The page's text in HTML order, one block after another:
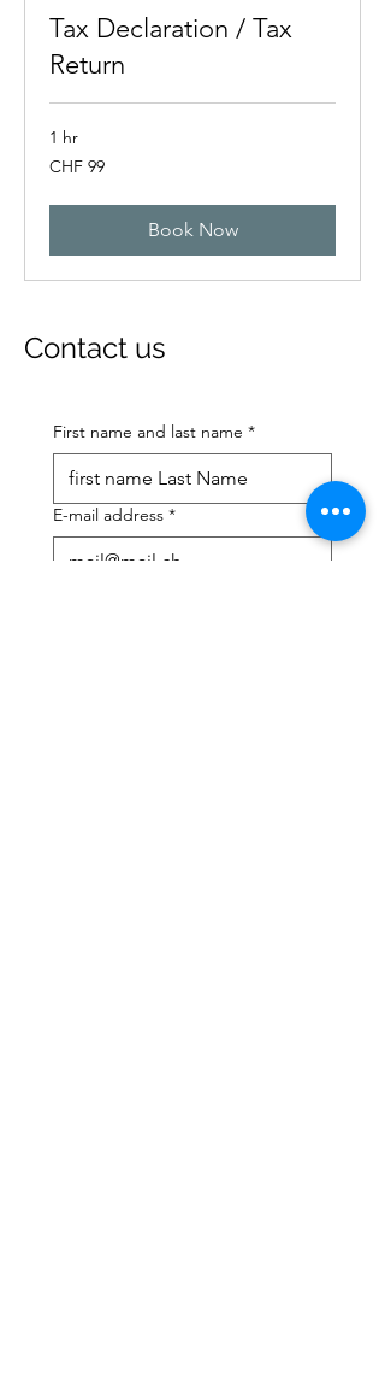
Tax Declaration / Tax
Return
1 hr
99
Swiss
CHF 99
Book Now
Contact us
First name and last name *
E-mail address *